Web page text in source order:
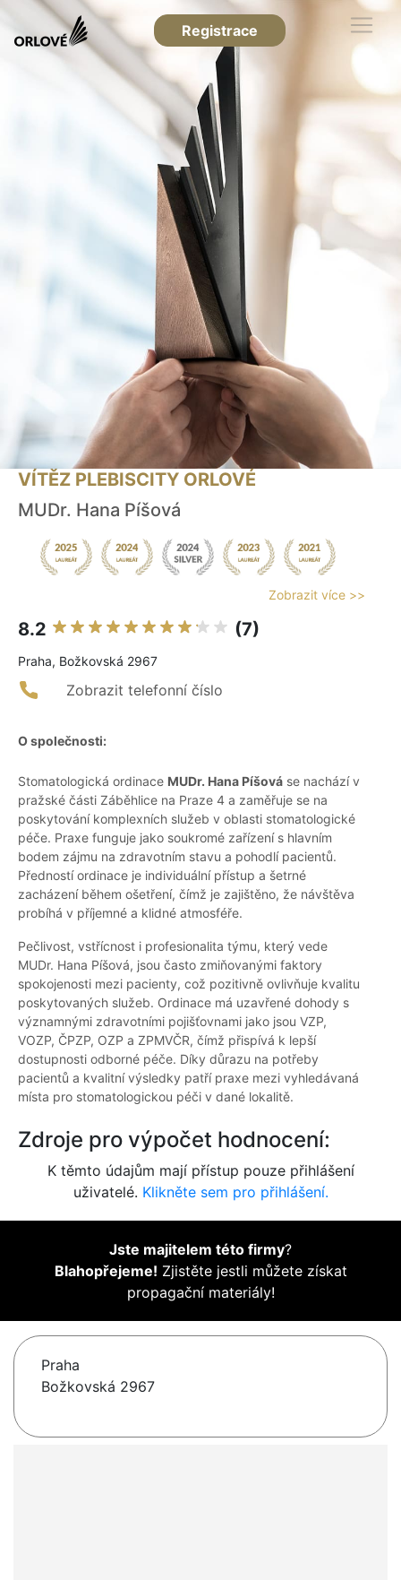
Registrace
VÍTĚZ PLEBISCITY ORLOVÉ
MUDr. Hana Píšová
Zobrazit více >>
8.2 (7)
Praha, Božkovská 2967
Zobrazit telefonní číslo
O společnosti:
Stomatologická ordinace MUDr. Hana Píšová se nachází v
pražské části Záběhlice na Praze 4 a zaměřuje se na
poskytování komplexních služeb v oblasti stomatologické
péče. Praxe funguje jako soukromé zařízení s hlavním
bodem zájmu na zdravotním stavu a pohodlí pacientů.
Předností ordinace je individuální přístup a šetrné
zacházení během ošetření, čímž je zajištěno, že návštěva
probíhá v příjemné a klidné atmosféře.
Pečlivost, vstřícnost i profesionalita týmu, který vede
MUDr. Hana Píšová, jsou často zmiňovanými faktory
spokojenosti mezi pacienty, což pozitivně ovlivňuje kvalitu
poskytovaných služeb. Ordinace má uzavřené dohody s
významnými zdravotními pojišťovnami jako jsou VZP,
VOZP, ČPZP, OZP a ZPMVČR, čímž přispívá k lepší
dostupnosti odborné péče. Díky důrazu na potřeby
pacientů a kvalitní výsledky patří praxe mezi vyhledávaná
místa pro stomatologickou péči v dané lokalitě.
Zdroje pro výpočet hodnocení:
K těmto údajům mají přístup pouze přihlášení
uživatelé. Klikněte sem pro přihlášení.
Jste majitelem této firmy?
Blahopřejeme! Zjistěte jestli můžete získat
propagační materiály!
Praha
Božkovská 2967